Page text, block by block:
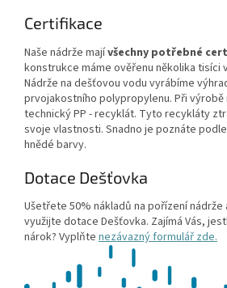
Certifikace
Naše nádrže majívšechny potřebné
konstrukce máme ověřenu několika tisíci
Nádrže na dešťovou vodu vyrábíme
prvojakostního polypropylenu. Při výrobě
technický PP - recyklát. Tyto recykláty
svoje vlastnosti. Snadno je poznáte
hnědé barvy.
Dotace Dešťovka
Ušetřete 50% nákladů na pořízení nádrže
využijte dotace Dešťovka. Zajímá Vás,
nárok? Vyplňte nezávazný formulář zde.